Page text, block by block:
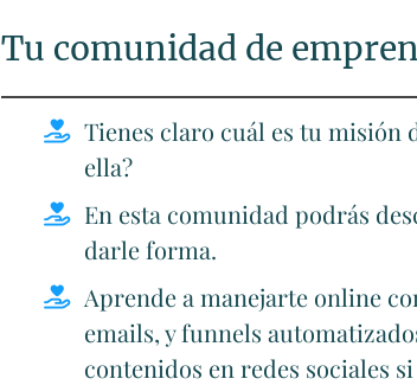
Tu comunidad de
Tienes claro cuál es tu misión
ella?
En esta comunidad podrás
darle forma.
Aprende a manejarte online
emails, y funnels
contenidos en redes sociales si